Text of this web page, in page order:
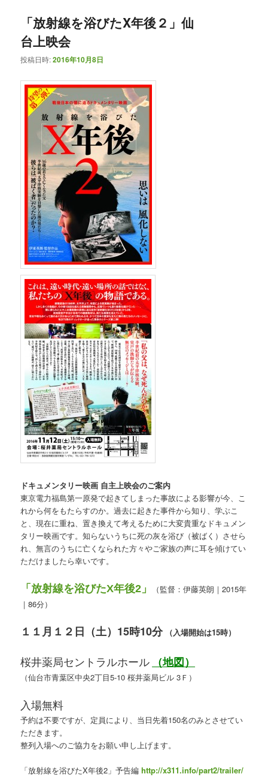
「放射線を浴びたX年後２」仙
台上映会
投稿日時:2016年10月8日
ドキュメンタリー映画 自主上映会のご案内
東京電力福島第一原発で起きてしまった事故による影響が今、こ
れから何をもたらすのか。過去に起きた事件から知り、学ぶこ
と、現在に重ね、置き換えて考えるために大変貴重なドキュメン
タリー映画です。知らないうちに死の灰を浴び（被ばく）させら
れ、無言のうちに亡くなられた方々やご家族の声に耳を傾けてい
ただけましたら幸いです。
「放射線を浴びたX年後2」
（監督：伊藤英朗｜2015年
｜86分）
１１月１２日（土）15時10分 （入場開始は15時）
桜井薬局セントラルホール （地図）
（仙台市青葉区中央2丁目5-10 桜井薬局ビル 3Ｆ）
入場無料
予約は不要ですが、定員により、当日先着150名のみとさせてい
ただきます。
整列入場へのご協力をお願い申し上げます。
「放射線を浴びたX年後2」予告編http://x311.info/part2/trailer/